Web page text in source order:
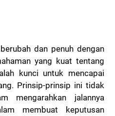
dan penuh dengan
yang kuat tentang
kunci untuk mencapai
Prinsip-prinsip ini tidak
mengarahkan jalannya
membuat keputusan